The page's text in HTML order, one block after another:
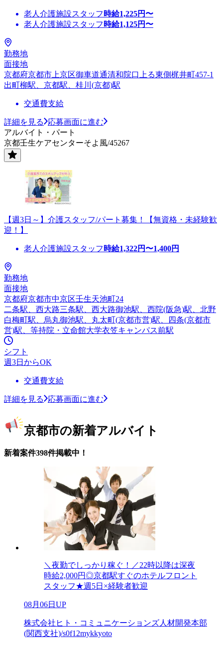
老人介護施設スタッフ 時給1,225円〜
老人介護施設スタッフ 時給1,125円〜
勤務地
面接地
京都府京都市上京区御車道通清和院口上る東側梶井町457-1
出町柳駅、京都駅、桂川(京都)駅
交通費支給
詳細を見る
応募画面に進む
アルバイト・パート
京都壬生ケアセンターそよ風/45267
【週3日～】介護スタッフ/パート募集！【無資格・未経験歓
迎！】
老人介護施設スタッフ 時給1,322円〜1,400円
勤務地
面接地
京都府京都市中京区壬生天池町24
二条駅、西大路三条駅、西大路御池駅、西院(阪急)駅、北野
白梅町駅、烏丸御池駅、丸太町(京都市営)駅、四条(京都市
営)駅、等持院・立命館大学衣笠キャンパス前駅
シフト
週3日からOK
交通費支給
詳細を見る 応募画面に進む
京都市の新着アルバイト
新着案件398件掲載中！
＼夜勤でしっかり稼ぐ！／22時以降は深夜
時給2,000円◎京都駅すぐのホテルフロント
スタッフ★週5日×経験者歓迎
08月06日UP
株式会社ヒト・コミュニケーションズ人材開発本部
(関西支社)/s0f12mykkyoto